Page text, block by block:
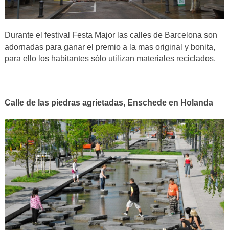
Durante el festival Festa Major las calles de Barcelona son
adornadas para ganar el premio a la mas original y bonita,
para ello los habitantes sólo utilizan materiales reciclados.
Calle de las piedras agrietadas, Enschede en Holanda